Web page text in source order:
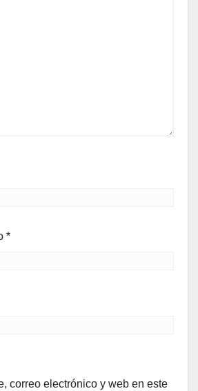
*
correo electrónico y web en este